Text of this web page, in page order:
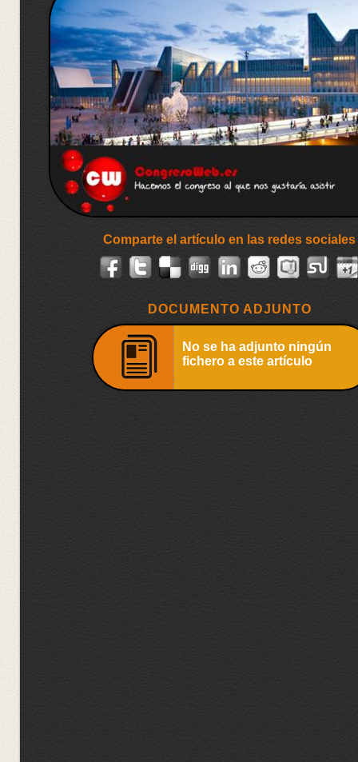
Comparte el artículo en las redes sociales
DOCUMENTO ADJUNTO
No se ha adjunto ningún
fichero a este artículo